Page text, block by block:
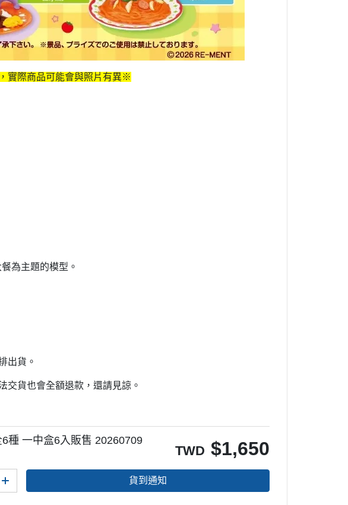
實際商品可能會與照片有異※
為主題的模型。
出貨。
交貨也會全額退款，還請見諒。
種 一中盒6入販售 20260709
TWD $1,650
貨到通知